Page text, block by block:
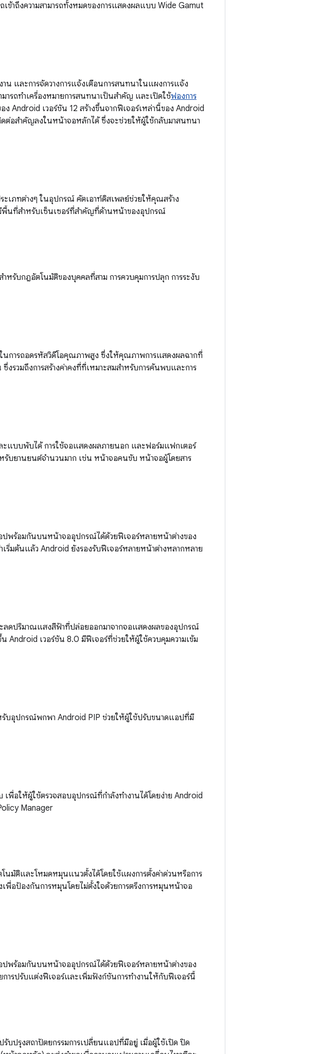
ข้าถึงความสามารถทั้งหมดของการแสดงผลแบบ Wide Gamut
น และการจัดวางการแจ้งเตือนการสนทนาในแผงการแจ้ง
ารถทำเครื่องหมายการสนทนาเป็นสำคัญ และเปิดใช้ฟองการ
Android เวอร์ชัน 12 สร้างขึ้นจากฟีเจอร์เหล่านี้ของ Android
ดต่อสำคัญลงในหน้าจอหลักได้ ซึ่งจะช่วยให้ผู้ใช้กลับมาสนทนา
ะเภทต่างๆ ในอุปกรณ์ คัตเอาท์ดิสเพลย์ช่วยให้คุณสร้าง
นที่สำหรับเซ็นเซอร์ที่สำคัญที่ด้านหน้าของอุปกรณ์
หรับกฎอัตโนมัติของบุคคลที่สาม การควบคุมการปลุก การระงับ
นการถอดรหัสวิดีโอคุณภาพสูง ซึ่งให้คุณภาพการแสดงผลฉากที่
งรวมถึงการสร้างค่าคงที่ที่เหมาะสมสำหรับการค้นพบและการ
แบบพับได้ การใช้จอแสดงผลภายนอก และฟอร์มแฟกเตอร์
บยานยนต์จำนวนมาก เช่น หน้าจอคนขับ หน้าจอผู้โดยสาร
พร้อมกันบนหน้าจออุปกรณ์ได้ด้วยฟีเจอร์หลายหน้าต่างของ
ริ่มต้นแล้ว Android ยังรองรับฟีเจอร์หลายหน้าต่างหลากหลาย
ะลดปริมาณแสงสีฟ้าที่ปล่อยออกมาจากจอแสดงผลของอุปกรณ์
Android เวอร์ชัน 8.0 มีฟีเจอร์ที่ช่วยให้ผู้ใช้ควบคุมความเข้ม
บอุปกรณ์พกพา Android PIP ช่วยให้ผู้ใช้ปรับขนาดแอปที่มี
เพื่อให้ผู้ใช้ตรวจสอบอุปกรณ์ที่กำลังทำงานได้โดยง่าย Android
Manager
นมัติและโหมดหมุนแนวตั้งได้โดยใช้แผงการตั้งค่าด่วนหรือการ
อป้องกันการหมุนโดยไม่ตั้งใจด้วยการตรึงการหมุนหน้าจอ
พร้อมกันบนหน้าจออุปกรณ์ได้ด้วยฟีเจอร์หลายหน้าต่างของ
รปรับแต่งฟีเจอร์และเพิ่มฟังก์ชันการทำงานให้กับฟีเจอร์นี้
บปรุงสถาปัตยกรรมการเปลี่ยนแอปที่มีอยู่ เมื่อผู้ใช้เปิด ปิด